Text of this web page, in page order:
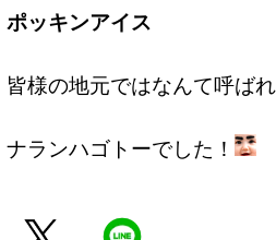
ポッキンアイス
皆様の地元ではなんて呼ば
ナランハゴトーでした！